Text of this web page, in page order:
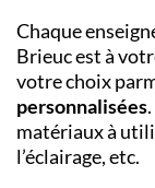
Chaque
Brieuc est à
votre choix
personnalisées
matériaux à
l’éclairage, etc.